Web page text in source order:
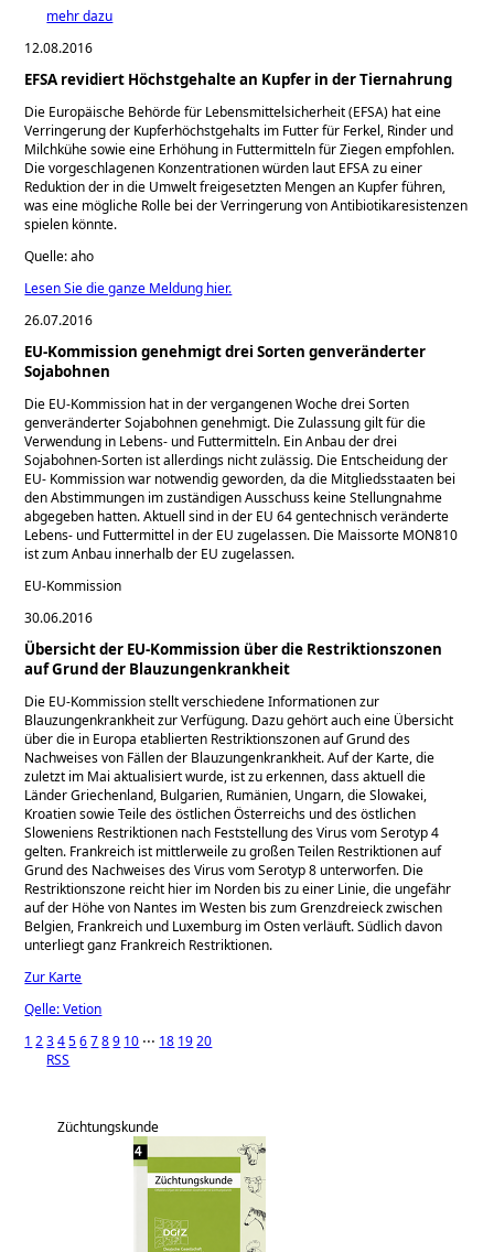
mehr dazu
12.08.2016
EFSA revidiert Höchstgehalte an Kupfer in der Tiernahrung
Die Europäische Behörde für Lebensmittelsicherheit (EFSA) hat eine
Verringerung der Kupferhöchstgehalts im Futter für Ferkel, Rinder und
Milchkühe sowie eine Erhöhung in Futtermitteln für Ziegen empfohlen.
Die vorgeschlagenen Konzentrationen würden laut EFSA zu einer
Reduktion der in die Umwelt freigesetzten Mengen an Kupfer führen,
was eine mögliche Rolle bei der Verringerung von Antibiotikaresistenzen
spielen könnte.
Quelle: aho
Lesen Sie die ganze Meldung hier.
26.07.2016
EU-Kommission genehmigt drei Sorten genveränderter
Sojabohnen
Die EU-Kommission hat in der vergangenen Woche drei Sorten
genveränderter Sojabohnen genehmigt. Die Zulassung gilt für die
Verwendung in Lebens- und Futtermitteln. Ein Anbau der drei
Sojabohnen-Sorten ist allerdings nicht zulässig. Die Entscheidung der
EU- Kommission war notwendig geworden, da die Mitgliedsstaaten bei
den Abstimmungen im zuständigen Ausschuss keine Stellungnahme
abgegeben hatten. Aktuell sind in der EU 64 gentechnisch veränderte
Lebens- und Futtermittel in der EU zugelassen. Die Maissorte MON810
ist zum Anbau innerhalb der EU zugelassen.
EU-Kommission
30.06.2016
Übersicht der EU-Kommission über die Restriktionszonen
auf Grund der Blauzungenkrankheit
Die EU-Kommission stellt verschiedene Informationen zur
Blauzungenkrankheit zur Verfügung. Dazu gehört auch eine Übersicht
über die in Europa etablierten Restriktionszonen auf Grund des
Nachweises von Fällen der Blauzungenkrankheit. Auf der Karte, die
zuletzt im Mai aktualisiert wurde, ist zu erkennen, dass aktuell die
Länder Griechenland, Bulgarien, Rumänien, Ungarn, die Slowakei,
Kroatien sowie Teile des östlichen Österreichs und des östlichen
Sloweniens Restriktionen nach Feststellung des Virus vom Serotyp 4
gelten. Frankreich ist mittlerweile zu großen Teilen Restriktionen auf
Grund des Nachweises des Virus vom Serotyp 8 unterworfen. Die
Restriktionszone reicht hier im Norden bis zu einer Linie, die ungefähr
auf der Höhe von Nantes im Westen bis zum Grenzdreieck zwischen
Belgien, Frankreich und Luxemburg im Osten verläuft. Südlich davon
unterliegt ganz Frankreich Restriktionen.
Zur Karte
Qelle: Vetion
1 23456789 10 ⋅⋅⋅ 18 1920
RSS
Züchtungskunde